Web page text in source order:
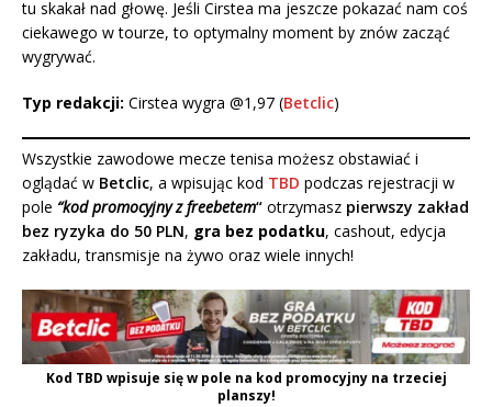
tu skakał nad głowę. Jeśli Cirstea ma jeszcze pokazać nam coś
ciekawego w tourze, to optymalny moment by znów zacząć
wygrywać.
Typ redakcji: Cirstea wygra @1,97 (Betclic)
Wszystkie zawodowe mecze tenisa możesz obstawiać i
oglądać w Betclic, a wpisując kod TBD podczas rejestracji w
pole “kod promocyjny z freebetem“ otrzymasz pierwszy zakład
bez ryzyka do 50 PLN, gra bez podatku, cashout, edycja
zakładu, transmisje na żywo oraz wiele innych!
Kod TBD wpisuje się w pole na kod promocyjny na trzeciej
planszy!